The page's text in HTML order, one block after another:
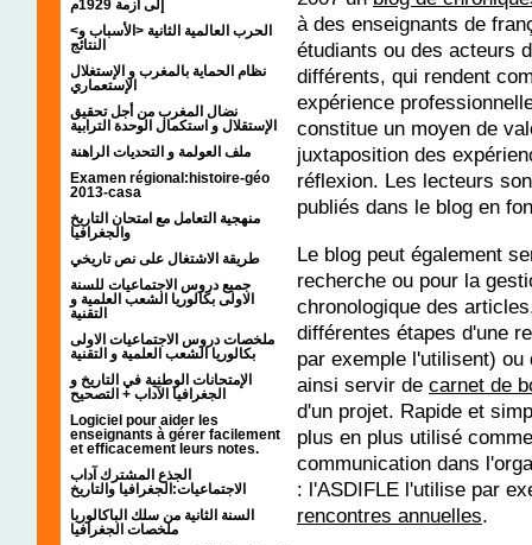
إلى أزمة 1929م
<الحرب العالمية الثانية <الأسباب و
النتائج
نظام الحماية بالمغرب و الإستغلال
الإستعماري
نضال المغرب من أجل تحقيق
الإستقلال و استكمال الوحدة الترابية
ملف العولمة و التحديات الراهنة
Examen régional:histoire-géo
2013-casa
منهجية التعامل مع امتحان التاريخ
والجغرافيا
طريقة الاشتغال على نص تاريخي
جميع دروس الاجتماعيات للسنة
الاولى بكالوريا الشعب العلمية و
التقنية
ملخصات دروس الاجتماعيات الاولى
بكالوريا الشعب العلمية و التقنية
الإمتحانات الوطنية في التاريخ و
الجغرافيا الآداب + التصحيح
Logiciel pour aider les
enseignants à gérer facilement
et efficacement leurs notes.
الجذع المشترك آداب
الاجتماعيات:الجغرافيا والتاريخ
السنة الثانية من سلك الباكالوريا
ملخصات الجغرافيا
à des enseignants de
étudiants ou des acteurs
différents, qui rendent
expérience
constitue un moyen de
juxtaposition des
réflexion. Les lecteurs
publiés dans le blog en
Le blog peut également
recherche ou pour la
chronologique des
différentes étapes d'une
par exemple l'utilisent) ou
ainsi servir de carnet de
d'un projet. Rapide et
plus en plus utilisé
communication dans
: l'ASDIFLE l'utilise par
rencontres annuelles.